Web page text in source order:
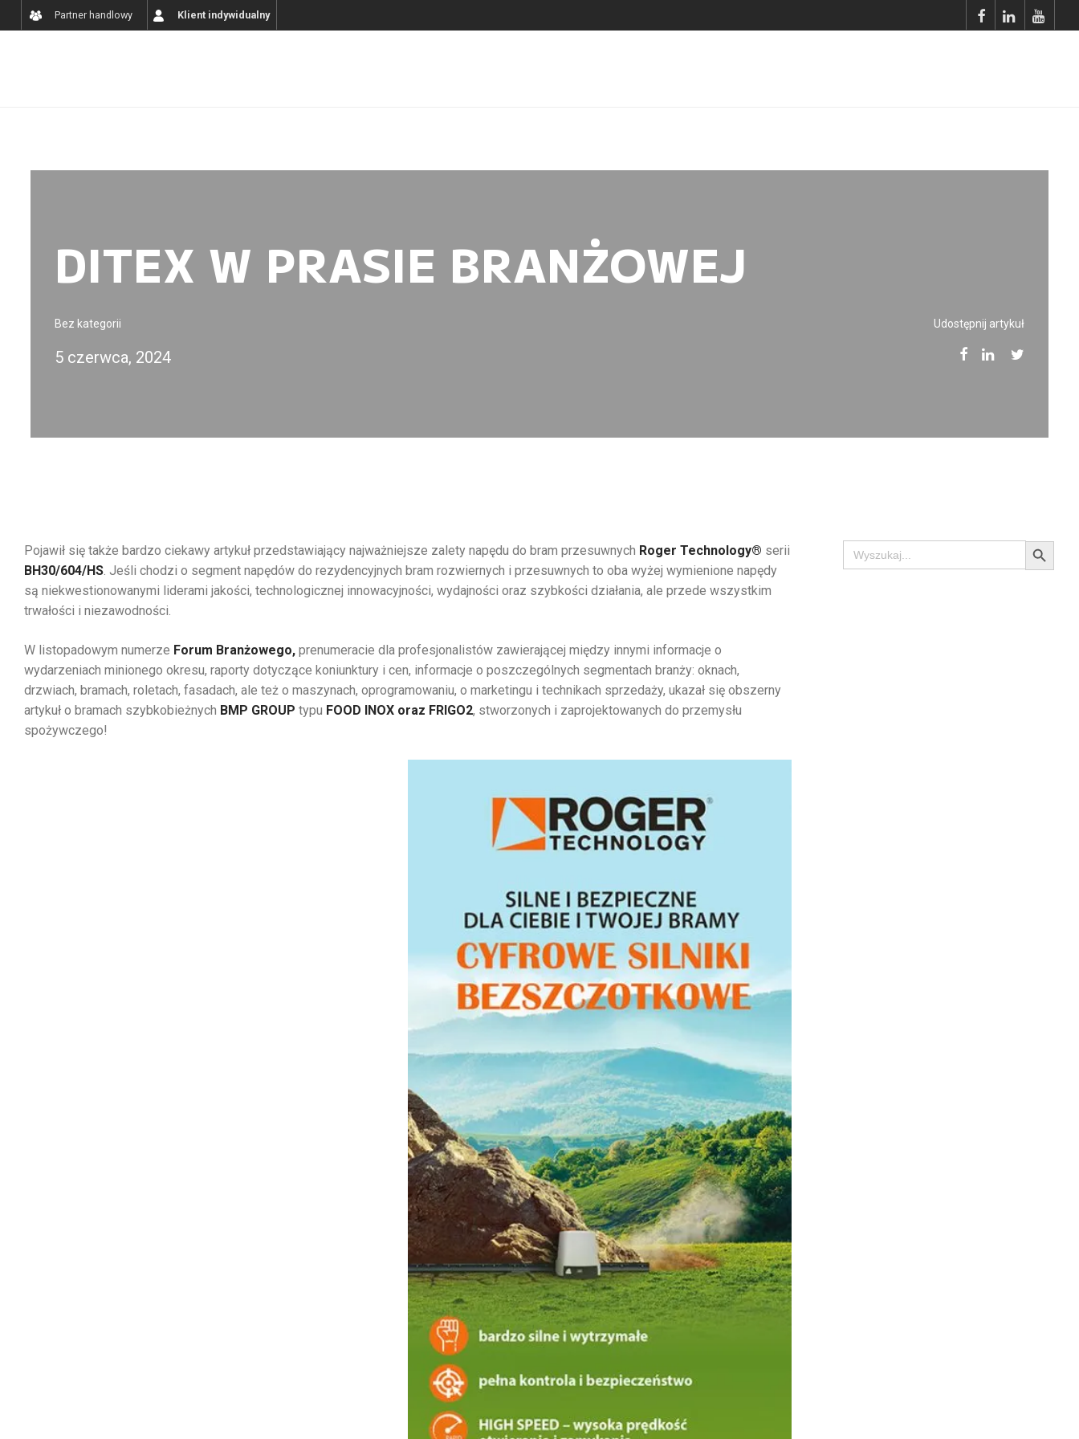
Partner handlowy Klient indywidualny
DITEX W PRASIE BRANŻOWEJ
Bez kategorii
5 czerwca, 2024
Udostępnij artykuł
Pojawił się także bardzo ciekawy artykuł przedstawiający najważniejsze zalety napędu do bram przesuwnych Roger Technology® serii
BH30/604/HS. Jeśli chodzi o segment napędów do rezydencyjnych bram rozwiernych i przesuwnych to oba wyżej wymienione napędy
są niekwestionowanymi liderami jakości, technologicznej innowacyjności, wydajności oraz szybkości działania, ale przede wszystkim
trwałości i niezawodności.
W listopadowym numerze Forum Branżowego, prenumeracie dla profesjonalistów zawierającej między innymi informacje o
wydarzeniach minionego okresu, raporty dotyczące koniunktury i cen, informacje o poszczególnych segmentach branży: oknach,
drzwiach, bramach, roletach, fasadach, ale też o maszynach, oprogramowaniu, o marketingu i technikach sprzedaży, ukazał się obszerny
artykuł o bramach szybkobieżnych BMP GROUP typu FOOD INOX oraz FRIGO2, stworzonych i zaprojektowanych do przemysłu
spożywczego!
Search
for:
Search Button